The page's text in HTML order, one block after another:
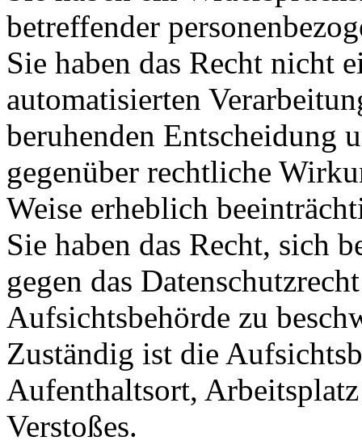
betreffender
Sie haben das Recht nicht
automatisierten
beruhenden Entscheidung
gegenüber rechtliche
Weise erheblich
Sie haben das Recht, sich
gegen das
Aufsichtsbehörde zu
Zuständig ist die
Aufenthaltsort,
Verstoßes.